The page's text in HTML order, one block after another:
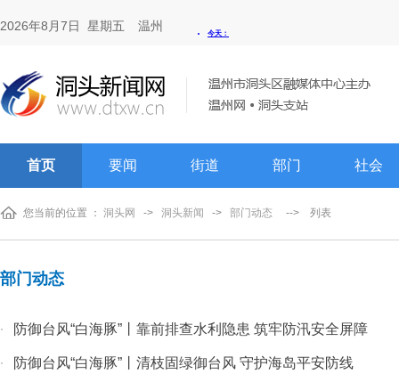
2026年8月7日 星期五 温州
首页 要闻 街道 部门 社会
您当前的位置 ： 洞头网 -> 洞头新闻 -> 部门动态 --> 列表
部门动态
· 防御台风“白海豚”丨靠前排查水利隐患 筑牢防汛安全屏障
· 防御台风“白海豚”丨清枝固绿御台风 守护海岛平安防线